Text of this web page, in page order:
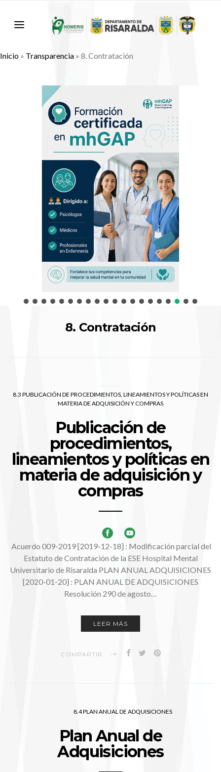
Inicio » Transparencia » 8. Contratación
8. Contratación
8.3 PUBLICACIÓN DE PROCEDIMIENTOS, LINEAMIENTOS Y POLÍTICAS EN
MATERIA DE ADQUISICIÓN Y COMPRAS
Publicación de
procedimientos,
lineamientos y políticas en
materia de adquisición y
compras
Acuerdo 009-2019 [2019-12-18] : Modificación parcial del
Estatuto de Contratación de la ESE Hospital Mental
Universitario de Risaralda PLAN ANUAL ADQUISICIONES
[2020-01-20] : PLAN ANUAL DE ADQUISICIONES
Resolución 290 de agosto…
LEER MÁS
COMPARTIR
8.4 PLAN ANUAL DE ADQUISICIONES
Plan Anual de
Adquisiciones